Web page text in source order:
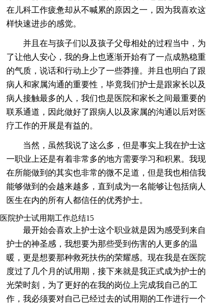
在儿科工作疲惫却从不喊累的原因之一，因为我喜欢这
样快速进步的感觉。
并且在与孩子们以及孩子父母相处的过程当中，为
了让他人安心，我的身上也逐渐开始有了一点成熟稳重
的气质，说话和行动上少了一些莽撞。并且也明白了跟
病人和家属沟通的重要性，毕竟我们护士是跟家长以及
病人接触最多的人，我们也是医院和家长之间最重要的
联系通道，因此做好了跟病人以及家属的沟通以后对医
疗工作的开展是有益的。
当然，虽然我说了这么多，但是事实上我在护士这
一职业上还是有着非常多的地方需要学习和积累。我现
在所能做到的其实也非常的微不足道，但是我也相信我
能够做到的会越来越多，直到成为一名能够让包括病人
医生在内的所有人都信任的优秀护士。
医院护士试用期工作总结15
最开始会喜欢上护士这个职业就是因为感受到来自
护士的神圣感，我想要为那些受到伤害的人更多的温
暖，更是想要那种救死扶伤的荣耀感。现在我是在医院
度过了几个月的试用期，接下来就是我正式成为护士的
光荣时刻，为了更好的在我的岗位上完成我自己的工
作，我必须要对自己已经过去的试用期的工作进行一个